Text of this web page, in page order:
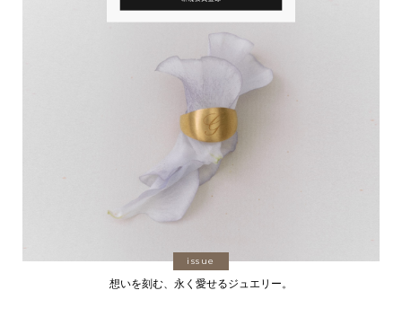
issue
想いを刻む、永く愛せるジュエリー。